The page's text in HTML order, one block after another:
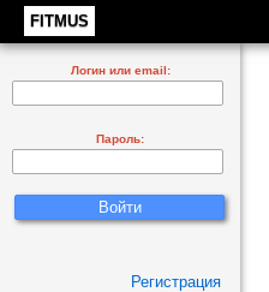
FITMUS
Логин или email:
Пароль:
Регистрация